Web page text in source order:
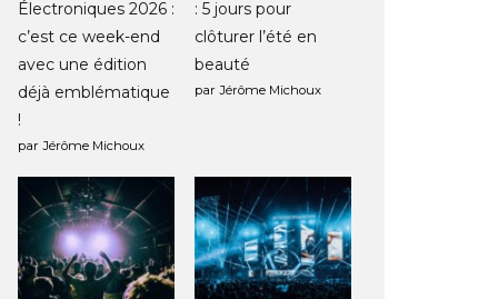
Électroniques 2026 :
c’est ce week-end
avec une édition
déjà emblématique
!
par Jérôme Michoux
: 5 jours pour
clôturer l’été en
beauté
par Jérôme Michoux